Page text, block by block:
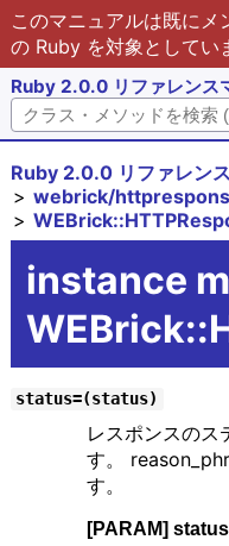
このマニュアルは既に
の Ruby を対象としてい
Ruby 2.0.0 リファレンス
Ruby 2.0.0 リファレン
webrick/
instance
status=(status)
レスポンスのス
す。
す。
[PARAM]